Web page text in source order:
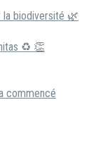
la biodiversité 🌿
♻ 👏
commencé